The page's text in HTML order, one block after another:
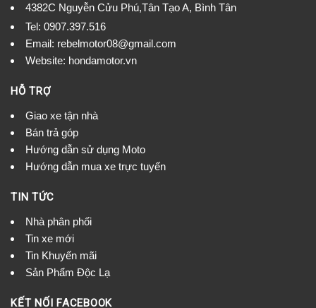
4382C Nguyễn Cửu Phú,Tân Tạo A, Bình Tân
Tel: 0907.397.516
Email: rebelmotor08@gmail.com
Website: hondamotor.vn
HỖ TRỢ
Giao xe tận nhà
Bán trả góp
Hướng dẫn sử dụng Moto
Hướng dẫn mua xe trực tuyến
TIN TỨC
Nhà phân phối
Tin xe mới
Tin Khuyến mãi
Sản Phẩm Độc Lạ
KẾT NỐI FACEBOOK